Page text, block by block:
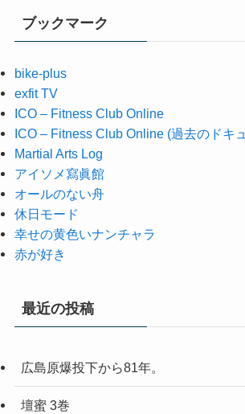
ブックマーク
bike-plus
exfit TV
ICO – Fitness Club Online
ICO – Fitness Club Online (過去のドキ
Martial Arts Log
アイソメ寫眞館
オールのない舟
休日モード
幸せの黄色いナンチャラ
赤が好き
最近の投稿
広島原爆投下から81年。
壇蜜 3巻